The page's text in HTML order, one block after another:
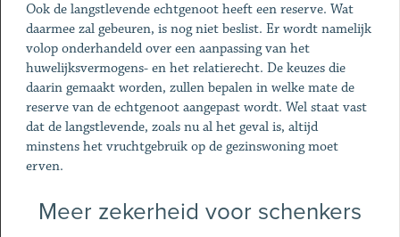
Ook de langstlevende echtgenoot heeft een reserve. Wat
daarmee zal gebeuren, is nog niet beslist. Er wordt namelijk
volop onderhandeld over een aanpassing van het
huwelijksvermogens- en het relatierecht. De keuzes die
daarin gemaakt worden, zullen bepalen in welke mate de
reserve van de echtgenoot aangepast wordt. Wel staat vast
dat de langstlevende, zoals nu al het geval is, altijd
minstens het vruchtgebruik op de gezinswoning moet
erven.
Meer zekerheid voor schenkers